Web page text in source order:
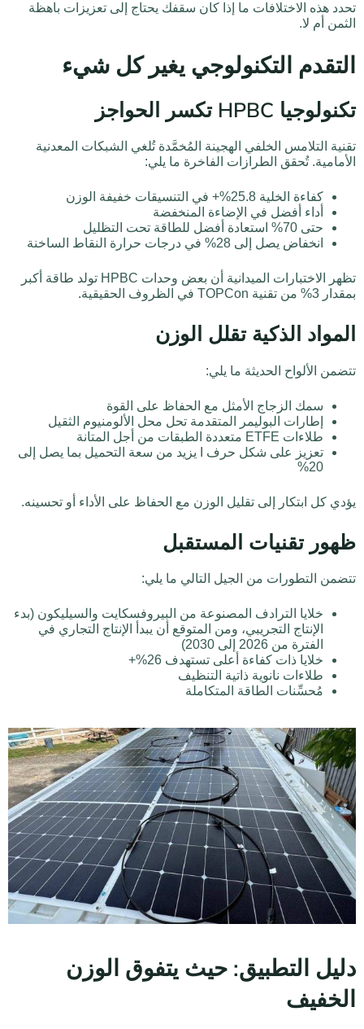
تحدد هذه الاختلافات ما إذا كان سقفك يحتاج إلى تعزيزات باهظة
الثمن أم لا.
التقدم التكنولوجي يغير كل شيء
تكنولوجيا HPBC تكسر الحواجز
تقنية التلامس الخلفي الهجينة المُخمَّدة تُلغي الشبكات المعدنية
الأمامية. تُحقق الطرازات الفاخرة ما يلي:
كفاءة الخلية 25.8%+ في التنسيقات خفيفة الوزن
أداء أفضل في الإضاءة المنخفضة
حتى 70% استعادة أفضل للطاقة تحت التظليل
انخفاض يصل إلى 28% في درجات حرارة النقاط الساخنة
تظهر الاختبارات الميدانية أن بعض وحدات HPBC تولد طاقة أكبر
بمقدار 3% من تقنية TOPCon في الظروف الحقيقية.
المواد الذكية تقلل الوزن
تتضمن الألواح الحديثة ما يلي:
سمك الزجاج الأمثل مع الحفاظ على القوة
إطارات البوليمر المتقدمة تحل محل الألومنيوم الثقيل
طلاءات ETFE متعددة الطبقات من أجل المتانة
تعزيز على شكل حرف I يزيد من سعة التحميل بما يصل إلى
20%
يؤدي كل ابتكار إلى تقليل الوزن مع الحفاظ على الأداء أو تحسينه.
ظهور تقنيات المستقبل
تتضمن التطورات من الجيل التالي ما يلي:
خلايا الترادف المصنوعة من البيروفسكايت والسيليكون (بدء
الإنتاج التجريبي، ومن المتوقع أن يبدأ الإنتاج التجاري في
الفترة من 2026 إلى 2030)
خلايا ذات كفاءة أعلى تستهدف 26%+
طلاءات نانوية ذاتية التنظيف
مُحسِّنات الطاقة المتكاملة
دليل التطبيق: حيث يتفوق الوزن
الخفيف